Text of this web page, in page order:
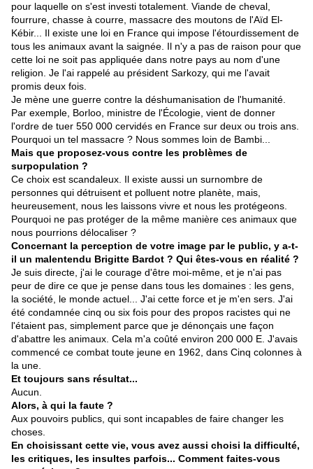
pour laquelle on s'est investi totalement. Viande de cheval,
fourrure, chasse à courre, massacre des moutons de l'Aïd El-
Kébir... Il existe une loi en France qui impose l'étourdissement de
tous les animaux avant la saignée. Il n'y a pas de raison pour que
cette loi ne soit pas appliquée dans notre pays au nom d'une
religion. Je l'ai rappelé au président Sarkozy, qui me l'avait
promis deux fois.
Je mène une guerre contre la déshumanisation de l'humanité.
Par exemple, Borloo, ministre de l'Écologie, vient de donner
l'ordre de tuer 550 000 cervidés en France sur deux ou trois ans.
Pourquoi un tel massacre ? Nous sommes loin de Bambi...
Mais que proposez-vous contre les problèmes de
surpopulation ?
Ce choix est scandaleux. Il existe aussi un surnombre de
personnes qui détruisent et polluent notre planète, mais,
heureusement, nous les laissons vivre et nous les protégeons.
Pourquoi ne pas protéger de la même manière ces animaux que
nous pourrions délocaliser ?
Concernant la perception de votre image par le public, y a-t-
il un malentendu Brigitte Bardot ? Qui êtes-vous en réalité ?
Je suis directe, j'ai le courage d'être moi-même, et je n'ai pas
peur de dire ce que je pense dans tous les domaines : les gens,
la société, le monde actuel... J'ai cette force et je m'en sers. J'ai
été condamnée cinq ou six fois pour des propos racistes qui ne
l'étaient pas, simplement parce que je dénonçais une façon
d'abattre les animaux. Cela m'a coûté environ 200 000 E. J'avais
commencé ce combat toute jeune en 1962, dans Cinq colonnes à
la une.
Et toujours sans résultat...
Aucun.
Alors, à qui la faute ?
Aux pouvoirs publics, qui sont incapables de faire changer les
choses.
En choisissant cette vie, vous avez aussi choisi la difficulté,
les critiques, les insultes parfois... Comment faites-vous